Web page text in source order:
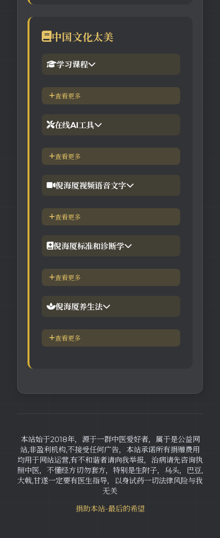
中国文化太美
学习课程
1.倪海厦官网备份版
查看更多
在线AI工具
【工具】紫微斗数命理分析
查看更多
倪海厦视频语音文字
【视频】倪海厦-针灸大成
查看更多
倪海厦标准和诊断学
倪海厦简介-传奇人生
查看更多
倪海厦养生法
五脏逼毒法和易筋经
查看更多
本站始于2018年，源于一群中医爱好者，属于是公益网
站,非盈利机构,不接受任何广告，本站承诺所有捐赠费用
均用于网站运营,有不和谐者请向我举报，治病请先咨询执
照中医，不懂经方切勿套方，特别是生附子，乌头，巴豆,
大戟,甘遂一定要有医生指导，以身试药一切法律风险与我
无关
捐助本站-最后的希望